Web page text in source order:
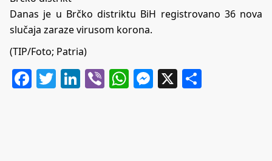
Danas je u Brčko distriktu BiH registrovano 36 nova
slučaja zaraze virusom korona.
(TIP/Foto; Patria)
Facebook
Twitter
LinkedIn
ViberWhatsApp
Messenger
X